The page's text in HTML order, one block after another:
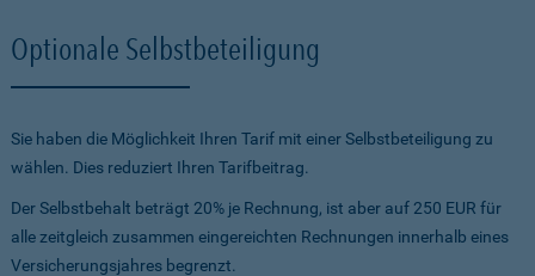
Optionale Selbstbeteiligung
Sie haben die Möglichkeit Ihren Tarif mit einer Selbstbeteiligung zu
wählen. Dies reduziert Ihren Tarifbeitrag.
Der Selbstbehalt beträgt 20% je Rechnung, ist aber auf 250 EUR für
alle zeitgleich zusammen eingereichten Rechnungen innerhalb eines
Versicherungsjahres begrenzt.